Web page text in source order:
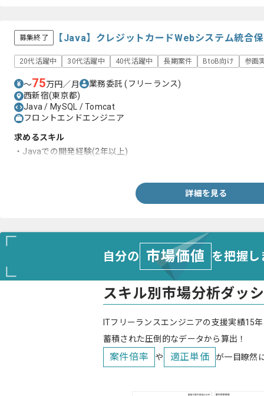
募集終了 【Java】クレジットカードWebシステム統合
20代活躍中 30代活躍中 40代活躍中 長期案件 BtoB向け 参画
〜75万円／月 業務委託(フリーランス)
西新宿(東京都)
Java / MySQL / Tomcat
フロントエンドエンジニア
求めるスキル
・Javaでの開発経験(2年以上)
詳細を見る
自分の 市場価値 を把握
スキル別市場分析ダッ
ITフリーランスエンジニアの支援実績15
蓄積された圧倒的なデータから算出！
案件倍率 や 適正単価 が一目瞭然